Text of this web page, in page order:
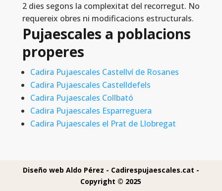
2 dies segons la complexitat del recorregut. No
requereix obres ni modificacions estructurals.
Pujaescales a poblacions
properes
Cadira Pujaescales Castellví de Rosanes
Cadira Pujaescales Castelldefels
Cadira Pujaescales Collbató
Cadira Pujaescales Esparreguera
Cadira Pujaescales el Prat de Llobregat
Diseño web Aldo Pérez - Cadirespujaescales.cat -
Copyright © 2025